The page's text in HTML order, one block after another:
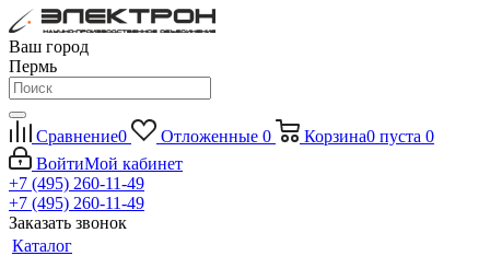
Ваш город
Пермь
Сравнение0 Отложенные 0 Корзина0 пуста 0
ВойтиМой кабинет
+7 (495) 260-11-49
+7 (495) 260-11-49
Заказать звонок
Каталог